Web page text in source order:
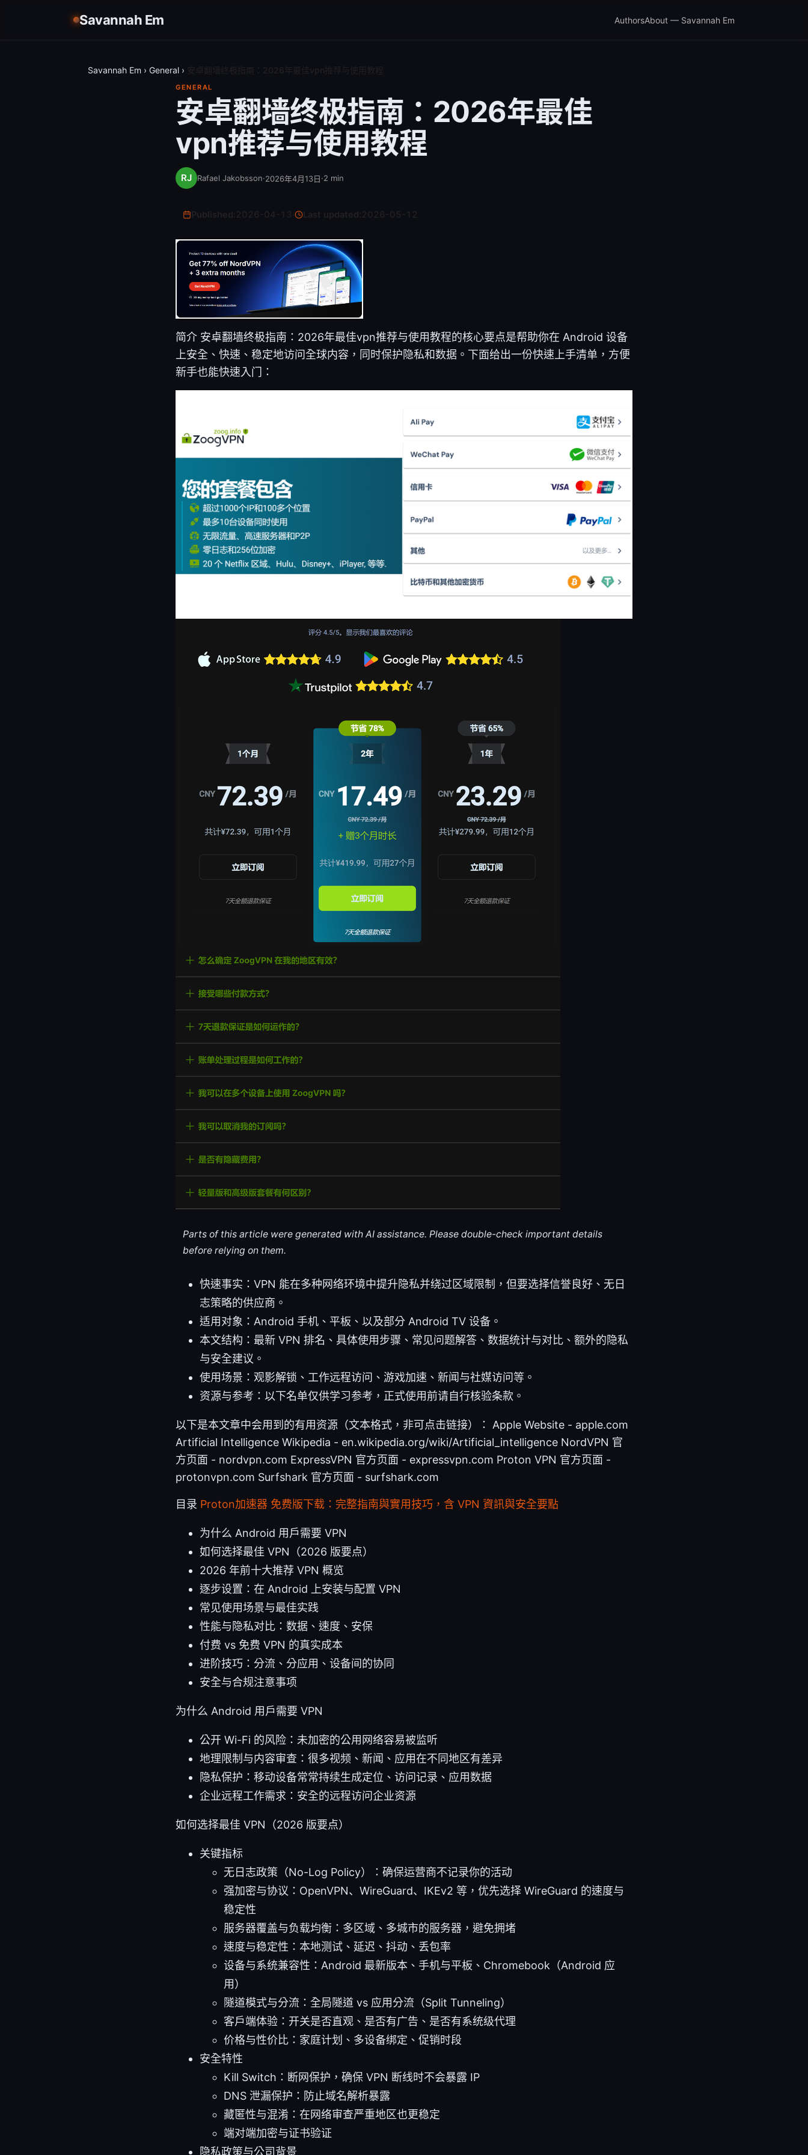
Savannah Em AuthorsAbout — Savannah Em
Savannah Em › General ›
GENERAL
安卓翻墙终极指南：2026年最佳
vpn推荐与使用教程
Rafael Jakobsson·2026年4月13日·2 min
Last updated:
简介 安卓翻墙终极指南：2026年最佳vpn推荐与使用教程的核心要点是帮助你在 Android 设备
上安全、快速、稳定地访问全球内容，同时保护隐私和数据。下面给出一份快速上手清单，方便
新手也能快速入门：
Parts of this article were generated with AI assistance. Please double-check important details
before relying on them.
快速事实：VPN 能在多种网络环境中提升隐私并绕过区域限制，但要选择信誉良好、无日
志策略的供应商。
适用对象：Android 手机、平板、以及部分 Android TV 设备。
本文结构：最新 VPN 排名、具体使用步骤、常见问题解答、数据统计与对比、额外的隐私
与安全建议。
使用场景：观影解锁、工作远程访问、游戏加速、新闻与社媒访问等。
资源与参考：以下名单仅供学习参考，正式使用前请自行核验条款。
以下是本文章中会用到的有用资源（文本格式，非可点击链接）： Apple Website - apple.com
Artificial Intelligence Wikipedia - en.wikipedia.org/wiki/Artificial_intelligence NordVPN 官
方页面 - nordvpn.com ExpressVPN 官方页面 - expressvpn.com Proton VPN 官方页面 -
protonvpn.com Surfshark 官方页面 - surfshark.com
目录 Proton加速器 免费版下载：完整指南與實用技巧，含 VPN 資訊與安全要點
为什么 Android 用户需要 VPN
如何选择最佳 VPN（2026 版要点）
2026 年前十大推荐 VPN 概览
逐步设置：在 Android 上安装与配置 VPN
常见使用场景与最佳实践
性能与隐私对比：数据、速度、安保
付费 vs 免费 VPN 的真实成本
进阶技巧：分流、分应用、设备间的协同
安全与合规注意事项
为什么 Android 用户需要 VPN
公开 Wi-Fi 的风险：未加密的公用网络容易被监听
地理限制与内容审查：很多视频、新闻、应用在不同地区有差异
隐私保护：移动设备常常持续生成定位、访问记录、应用数据
企业远程工作需求：安全的远程访问企业资源
如何选择最佳 VPN（2026 版要点）
关键指标
无日志政策（No-Log Policy）：确保运营商不记录你的活动
强加密与协议：OpenVPN、WireGuard、IKEv2 等，优先选择 WireGuard 的速度与
稳定性
服务器覆盖与负载均衡：多区域、多城市的服务器，避免拥堵
速度与稳定性：本地测试、延迟、抖动、丢包率
设备与系统兼容性：Android 最新版本、手机与平板、Chromebook（Android 应
用）
隧道模式与分流：全局隧道 vs 应用分流（Split Tunneling）
客户端体验：开关是否直观、是否有广告、是否有系统级代理
价格与性价比：家庭计划、多设备绑定、促销时段
安全特性
Kill Switch：断网保护，确保 VPN 断线时不会暴露 IP
DNS 泄漏保护：防止域名解析暴露
藏匿性与混淆：在网络审查严重地区也更稳定
端对端加密与证书验证
隐私政策与公司背景